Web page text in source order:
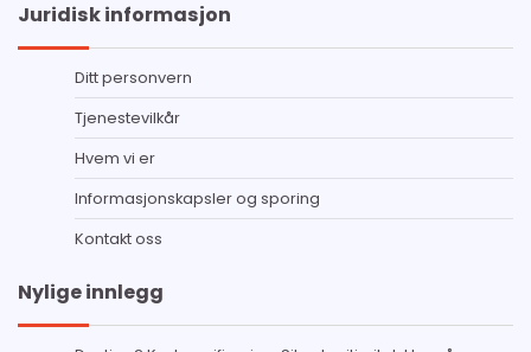
Juridisk informasjon
Ditt personvern
Tjenestevilkår
Hvem vi er
Informasjonskapsler og sporing
Kontakt oss
Nylige innlegg